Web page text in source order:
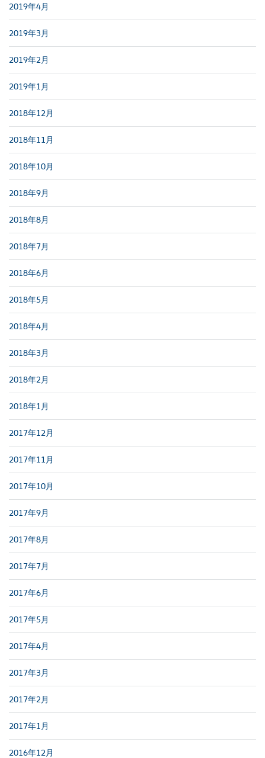
2019年4月
2019年3月
2019年2月
2019年1月
2018年12月
2018年11月
2018年10月
2018年9月
2018年8月
2018年7月
2018年6月
2018年5月
2018年4月
2018年3月
2018年2月
2018年1月
2017年12月
2017年11月
2017年10月
2017年9月
2017年8月
2017年7月
2017年6月
2017年5月
2017年4月
2017年3月
2017年2月
2017年1月
2016年12月